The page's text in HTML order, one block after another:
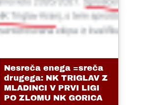
Nesreča enega =sreča
drugega: NK TRIGLAV Z
MLADINCI V PRVI LIGI
PO ZLOMU NK GORICA